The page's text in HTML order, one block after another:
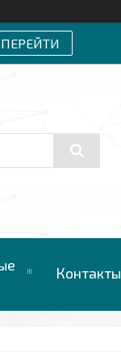
ПЕРЕЙТИ
Контакты